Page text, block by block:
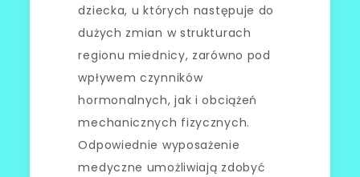
dziecka, u których następuje do
dużych zmian w strukturach
regionu miednicy, zarówno pod
wpływem czynników
hormonalnych, jak i obciążeń
mechanicznych fizycznych.
Odpowiednie wyposażenie
medyczne umożliwiają zdobyć